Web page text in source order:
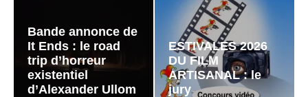
Bande annonce de
It Ends : le road
trip d’horreur
existentiel
d’Alexander Ullom
ESTIVALES 2026
DU FILM
ARTISANAL : le
jury